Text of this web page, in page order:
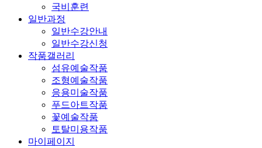
국비훈련
일반과정
일반수강안내
일반수강신청
작품갤러리
섬유예술작품
조형예술작품
응용미술작품
푸드아트작품
꽃예술작품
토탈미용작품
마이페이지